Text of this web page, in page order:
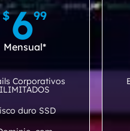
$699
Mensual*
Corporativos
ILIMITADOS
duro SSD